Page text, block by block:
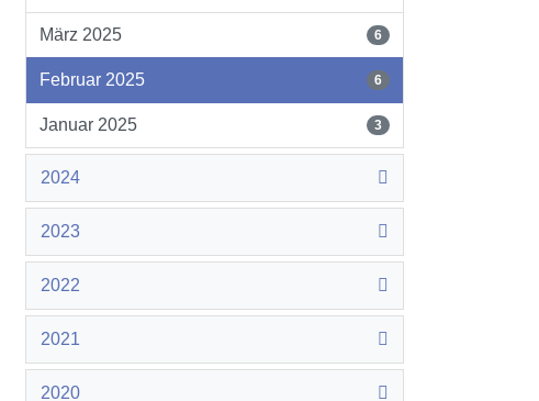
März 2025 6
Februar 2025 6
Januar 2025 3
2024
2023
2022
2021
2020